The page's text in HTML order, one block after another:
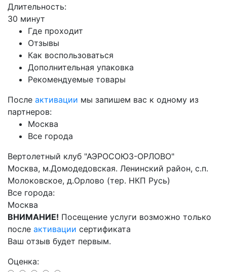
Длительность:
30 минут
Где проходит
Отзывы
Как воспользоваться
Дополнительная упаковка
Рекомендуемые товары
После активации мы запишем вас к одному из
партнеров:
Москва
Все города
Вертолетный клуб "АЭРОСОЮЗ-ОРЛОВО"
Москва, м.Домодедовская. Ленинский район, с.п.
Молоковское, д.Орлово (тер. НКП Русь)
Все города:
Москва
ВНИМАНИЕ! Посещение услуги возможно только
после активации сертификата
Ваш отзыв будет первым.
Оценка: